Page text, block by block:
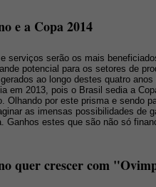
e a Copa 2014
serviços serão os mais
potencial para os setores de
ao longo destes quatro
em 2013, pois o Brasil sedia a
Olhando por este prisma e sendo
as imensas possibilidades de
Ganhos estes que são não só
quer crescer com